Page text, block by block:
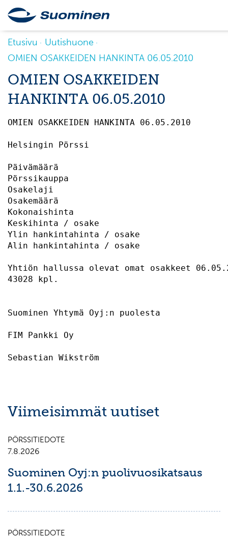
Etusivu
Uutishuone
OMIEN OSAKKEIDEN HANKINTA 06.05.2010
OMIEN OSAKKEIDEN
HANKINTA 06.05.2010
OMIEN OSAKKEIDEN
Päivämäärä
Pörssikauppa
Osakelaji
Osakemäärä
Kokonaishinta
Keskihinta / osake
Ylin hankintahinta / osake
Alin hankintahinta / osake
Yhtiön hallussa olevat omat osakkeet
Suominen Yhtymä Oyj:n puolesta
FIM
Viimeisimmät uutiset
PÖRSSITIEDOTE
7.8.2026
Suominen Oyj:n puolivuosikatsaus
1.1.-30.6.2026
PÖRSSITIEDOTE